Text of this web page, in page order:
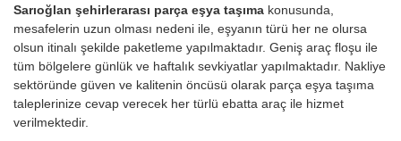
Sarıoğlan şehirlerarası parça eşya taşıma konusunda,
mesafelerin uzun olması nedeni ile, eşyanın türü her ne olursa
olsun itinalı şekilde paketleme yapılmaktadır. Geniş araç floşu ile
tüm bölgelere günlük ve haftalık sevkiyatlar yapılmaktadır. Nakliye
sektöründe güven ve kalitenin öncüsü olarak parça eşya taşıma
taleplerinize cevap verecek her türlü ebatta araç ile hizmet
verilmektedir.